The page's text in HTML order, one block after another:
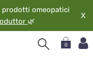
prodotti omeopatici
🌿
X
0